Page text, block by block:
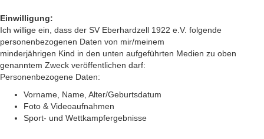
Einwilligung:
Ich willige ein, dass der SV Eberhardzell 1922 e.V. folgende
personenbezogenen Daten von mir/meinem
minderjährigen Kind in den unten aufgeführten Medien zu oben
genanntem Zweck veröffentlichen darf:
Personenbezogene Daten:
Vorname, Name, Alter/Geburtsdatum
Foto & Videoaufnahmen
Sport- und Wettkampfergebnisse